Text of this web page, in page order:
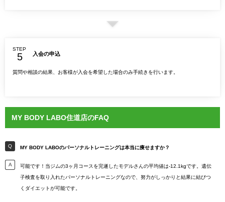
STEP
入会の申込
質問や相談の結果、お客様が入会を希望した場合のみ手続きを行います。
MY BODY LABO住道店のFAQ
MY BODY LABOのパーソナルトレーニングは本当に痩せますか？
可能です！当ジムの3ヶ月コースを完遂したモデルさんの平均値は-12.1kgです。遺伝
子検査を取り入れたパーソナルトレーニングなので、努力がしっかりと結果に結びつ
くダイエットが可能です。